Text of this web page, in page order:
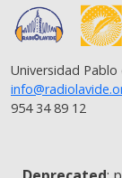
Universidad Pablo
954 34 89 12